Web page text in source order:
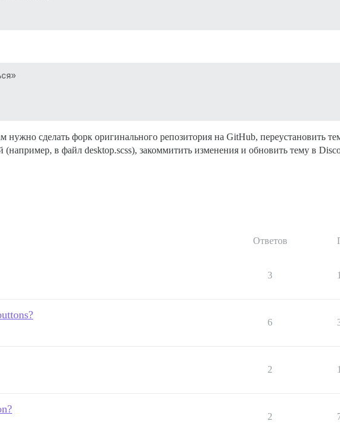
сделать форк оригинального репозитория на GitHub, переустановить
(например, в файл desktop.scss), закоммитить изменения и обновить тему в
Ответов
3
6
2
2